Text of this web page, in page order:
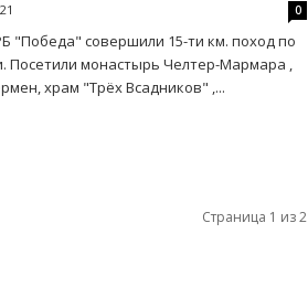
0
"Победа" совершили 15-ти км. поход по
Посетили монастырь Челтер-Мармара ,
храм "Трёх Всадников" ,...
Страница 1 из 2